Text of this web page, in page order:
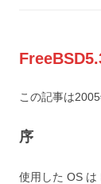
この記事は
序
使用した OS は